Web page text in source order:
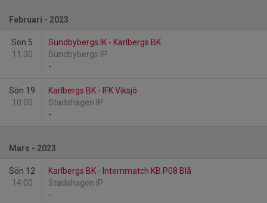
Februari - 2023
Sön 5
11:30
Sundbybergs IK - Karlbergs BK
Sundbybergs IP
-
Sön 19
10:00
Karlbergs BK - IFK Viksjö
Stadshagen IP
-
Mars - 2023
Sön 12
14:00
Karlbergs BK - Internmatch KB P08 Blå
Stadshagen IP
-